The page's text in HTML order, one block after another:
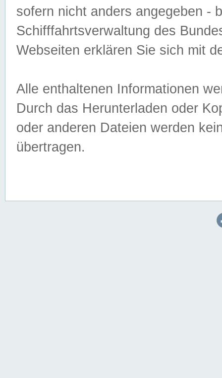
sofern nicht anders angegeben -
Schifffahrtsverwaltung des
Webseiten erklären Sie sich mit
Alle enthaltenen Informationen
Durch das Herunterladen oder
oder anderen Dateien werden
übertragen.